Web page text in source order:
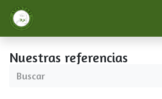
Nuestras referencias